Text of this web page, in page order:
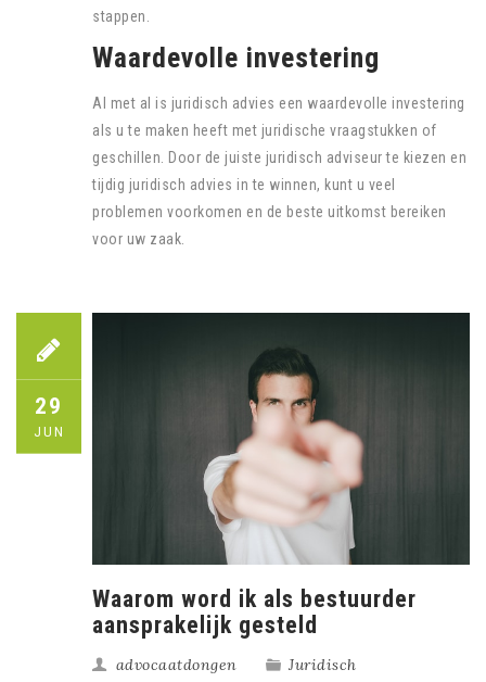
stappen.
Waardevolle investering
Al met al is juridisch advies een waardevolle investering
als u te maken heeft met juridische vraagstukken of
geschillen. Door de juiste juridisch adviseur te kiezen en
tijdig juridisch advies in te winnen, kunt u veel
problemen voorkomen en de beste uitkomst bereiken
voor uw zaak.
29
JUN
Waarom word ik als bestuurder
aansprakelijk gesteld
advocaatdongen Juridisch